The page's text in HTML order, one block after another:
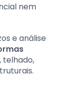
nem
e análise
telhado,